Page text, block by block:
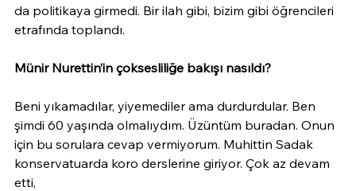
da politikaya girmedi. Bir ilah gibi, bizim gibi öğrencileri
etrafında toplandı.
Münir Nurettin’in çoksesliliğe bakışı nasıldı?
Beni yıkamadılar, yiyemediler ama durdurdular. Ben
şimdi 60 yaşında olmalıydım. Üzüntüm buradan. Onun
için bu sorulara cevap vermiyorum. Muhittin Sadak
konservatuarda koro derslerine giriyor. Çok az devam
etti,